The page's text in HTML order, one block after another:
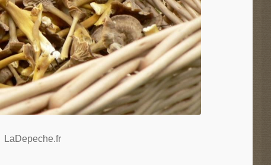
LaDepeche.fr